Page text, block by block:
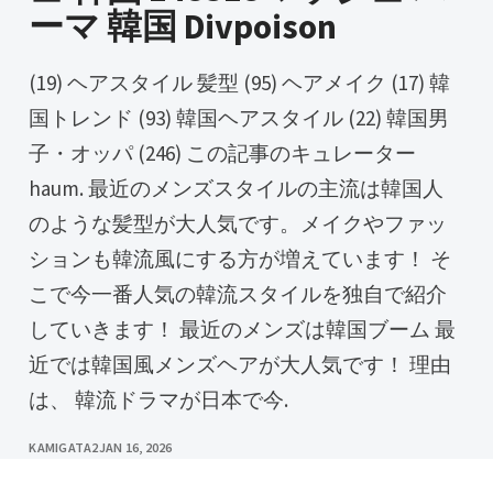
ーマ 韓国 Divpoison
(19) ヘアスタイル 髪型 (95) ヘアメイク (17) 韓
国トレンド (93) 韓国ヘアスタイル (22) 韓国男
子・オッパ (246) この記事のキュレーター
haum. 最近のメンズスタイルの主流は韓国人
のような髪型が大人気です。メイクやファッ
ションも韓流風にする方が増えています！ そ
こで今一番人気の韓流スタイルを独自で紹介
していきます！ 最近のメンズは韓国ブーム 最
近では韓国風メンズヘアが大人気です！ 理由
は、 韓流ドラマが日本で今.
KAMIGATA2JAN 16, 2026